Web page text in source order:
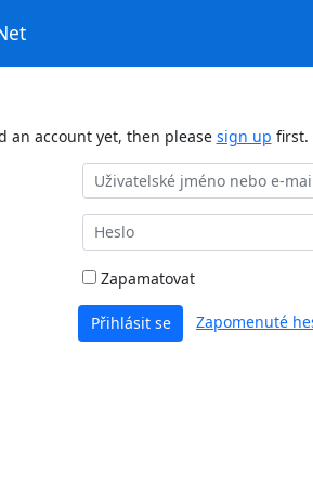
an account yet, then please sign up first.
Zapamatovat
Přihlásit se Zapomenuté